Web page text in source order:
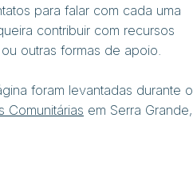
para falar com cada uma
contribuir com recursos
outras formas de apoio.
foram levantadas durante o
Comunitárias em Serra Grande,